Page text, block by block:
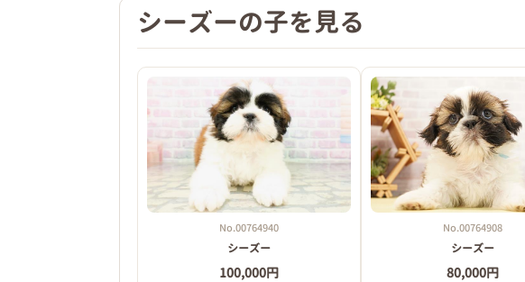
シーズーの子を見る
No.00764940
シーズー
100,000円
No.00764908
シーズー
80,000円